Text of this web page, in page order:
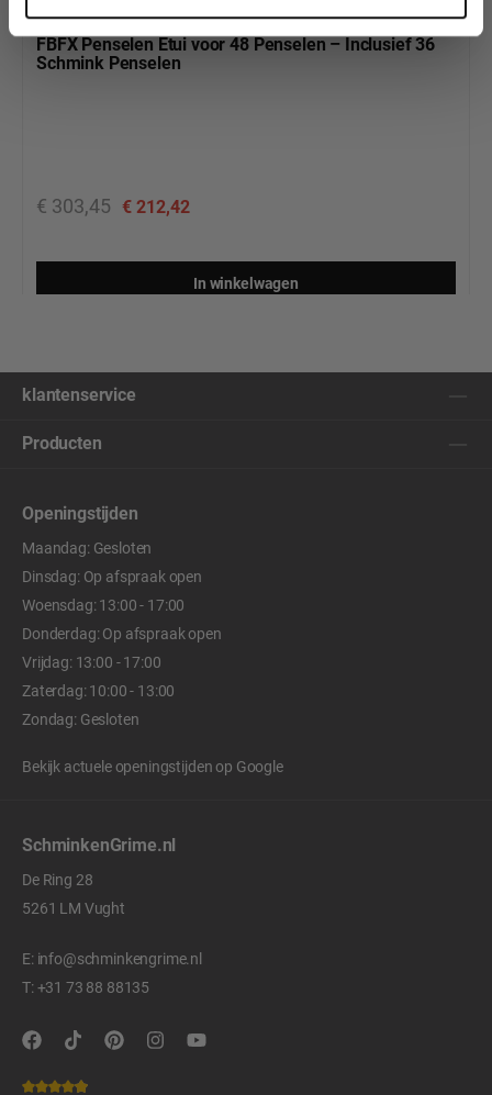
FBFX Penselen Etui voor 48 Penselen – Inclusief 36
Schmink Penselen
€ 212,42
€ 303,45
In winkelwagen
klantenservice
Producten
Openingstijden
Maandag: Gesloten
Dinsdag: Op afspraak open
Woensdag: 13:00 - 17:00
Donderdag: Op afspraak open
Vrijdag: 13:00 - 17:00
Zaterdag: 10:00 - 13:00
Zondag: Gesloten
Bekijk actuele openingstijden op Google
SchminkenGrime.nl
De Ring 28
5261 LM Vught
E: info@schminkengrime.nl
T:+31 73 88 88135